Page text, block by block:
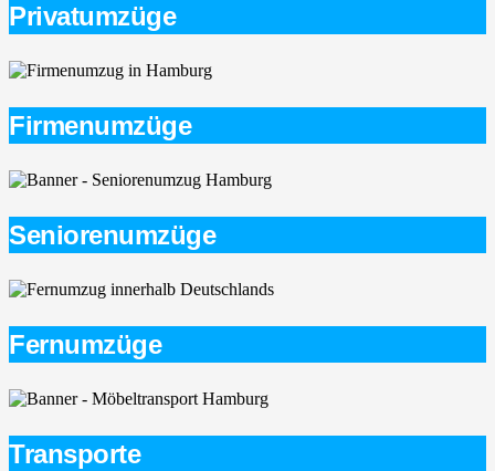
Privatumzüge
Firmenumzüge
Seniorenumzüge
Fernumzüge
Transporte